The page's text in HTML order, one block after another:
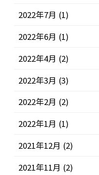
2022年7月 (1)
2022年6月 (1)
2022年4月 (2)
2022年3月 (3)
2022年2月 (2)
2022年1月 (1)
2021年12月 (2)
2021年11月 (2)